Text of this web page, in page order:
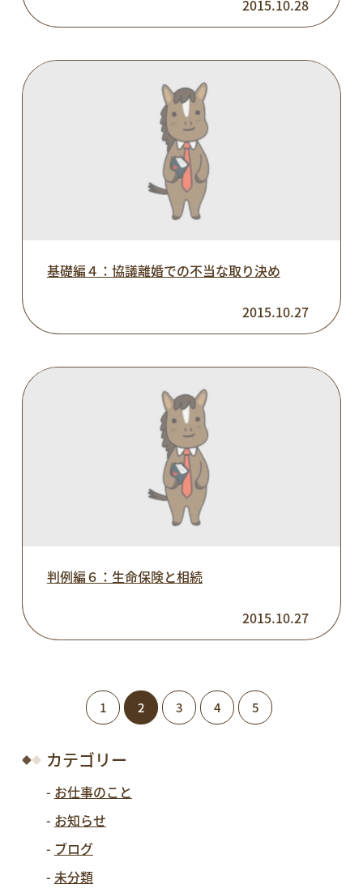
2015.10.28
基礎編４：協議離婚での不当な取り決め
2015.10.27
判例編６：生命保険と相続
2015.10.27
1 2 3 4 5
カテゴリー
お仕事のこと
お知らせ
ブログ
未分類